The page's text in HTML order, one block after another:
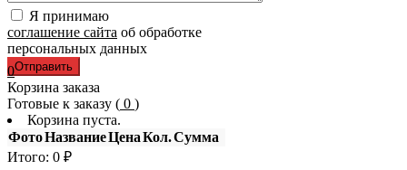
Я принимаю
соглашение сайта об обработке
персональных данных
0
Корзина заказа
Готовые к заказу ( 0 )
Корзина пуста.
ФотоНазваниеЦенаКол.Сумма
Итого: 0 ₽